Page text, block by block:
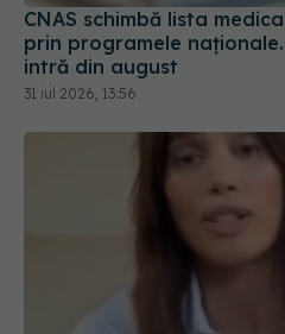
CNAS schimbă lista
prin programele
intră din august
31 iul 2026, 13:56